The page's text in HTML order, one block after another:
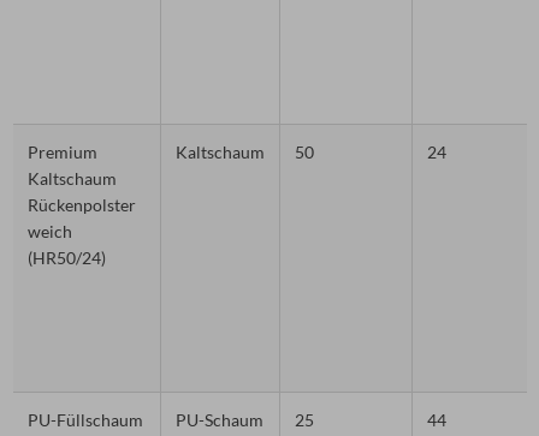
Premium
Kaltschaum
Rückenpolster
weich
(HR50/24)
Kaltschaum 50 24
PU-Füllschaum
PU-Schaum 25 44